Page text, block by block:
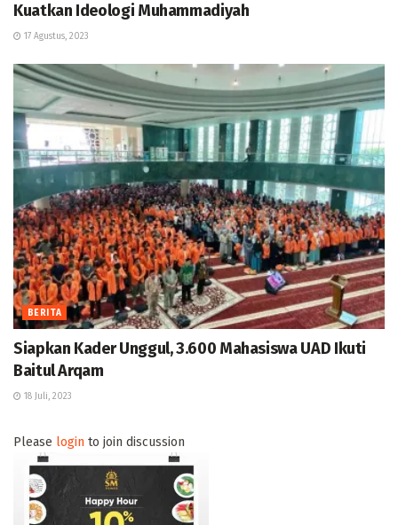
Kuatkan Ideologi Muhammadiyah
17 Agustus, 2023
BERITA
Siapkan Kader Unggul, 3.600 Mahasiswa UAD Ikuti
Baitul Arqam
18 Juli, 2023
Please login to join discussion